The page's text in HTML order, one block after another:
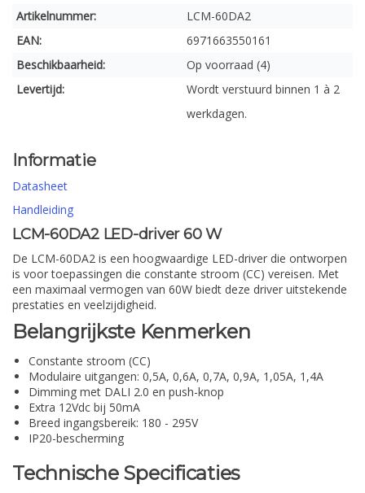
Artikelnummer:
LCM-60DA2
EAN:
6971663550161
Beschikbaarheid:
Op voorraad (4)
Levertijd:
Wordt verstuurd binnen 1 à 2
werkdagen.
Informatie
Datasheet
Handleiding
LCM-60DA2 LED-driver 60 W
De LCM-60DA2 is een hoogwaardige LED-driver die ontworpen
is voor toepassingen die constante stroom (CC) vereisen. Met
een maximaal vermogen van 60W biedt deze driver uitstekende
prestaties en veelzijdigheid.
Belangrijkste Kenmerken
Constante stroom (CC)
Modulaire uitgangen: 0,5A, 0,6A, 0,7A, 0,9A, 1,05A, 1,4A
Dimming met DALI 2.0 en push-knop
Extra 12Vdc bij 50mA
Breed ingangsbereik: 180 - 295V
IP20-bescherming
Technische Specificaties